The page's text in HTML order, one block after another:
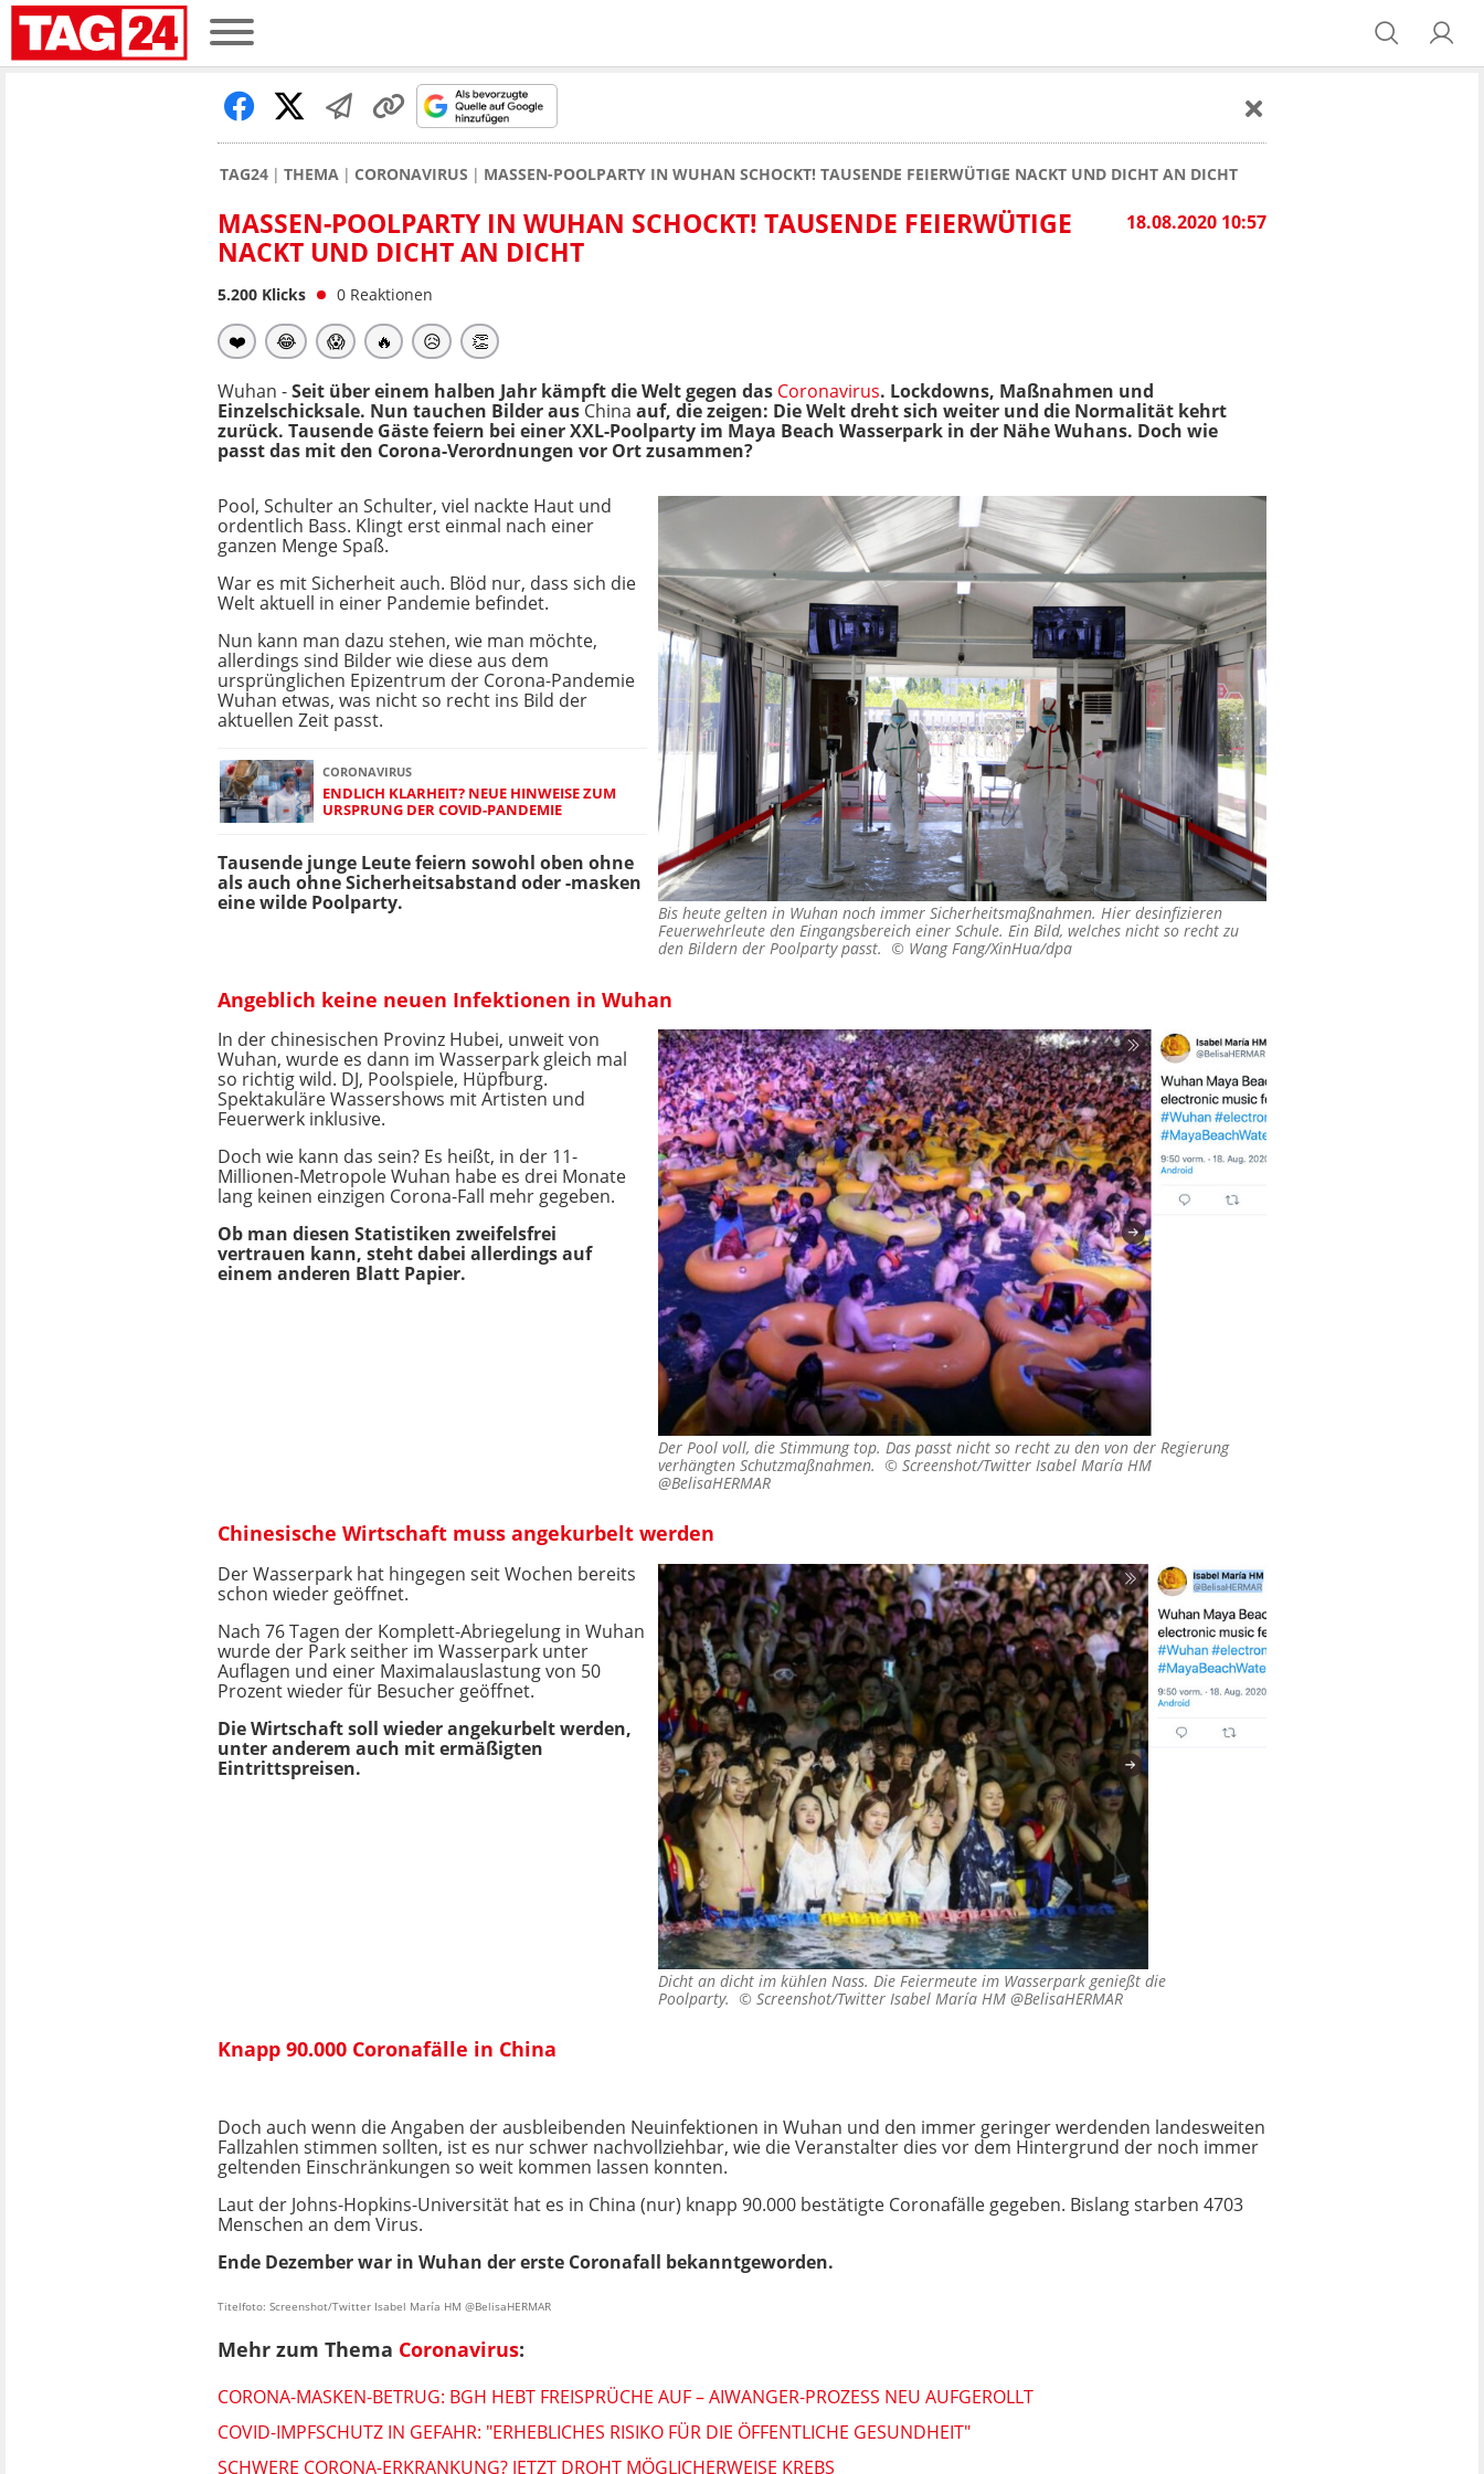
TAG24 THEMA CORONAVIRUS MASSEN-POOLPARTY IN WUHAN SCHOCKT! TAUSENDE FEIERWÜTIGE NACKT UND DICHT AN DICHT
18.08.2020 10:57
MASSEN-POOLPARTY IN WUHAN SCHOCKT! TAUSENDE FEIERWÜTIGE
NACKT UND DICHT AN DICHT
5.200 Klicks 0 Reaktionen
❤️ 😂 😱 🔥 😥 👏
Wuhan -Seit über einem halben Jahr kämpft die Welt gegen das Coronavirus. Lockdowns, Maßnahmen und
Einzelschicksale. Nun tauchen Bilder aus China auf, die zeigen: Die Welt dreht sich weiter und die Normalität kehrt
zurück. Tausende Gäste feiern bei einer XXL-Poolparty im Maya Beach Wasserpark in der Nähe Wuhans. Doch wie
passt das mit den Corona-Verordnungen vor Ort zusammen?
Bis heute gelten in Wuhan noch immer Sicherheitsmaßnahmen. Hier desinfizieren
Feuerwehrleute den Eingangsbereich einer Schule. Ein Bild, welches nicht so recht zu
den Bildern der Poolparty passt. © Wang Fang/XinHua/dpa
Pool, Schulter an Schulter, viel nackte Haut und
ordentlich Bass. Klingt erst einmal nach einer
ganzen Menge Spaß.
War es mit Sicherheit auch. Blöd nur, dass sich die
Welt aktuell in einer Pandemie befindet.
Nun kann man dazu stehen, wie man möchte,
allerdings sind Bilder wie diese aus dem
ursprünglichen Epizentrum der Corona-Pandemie
Wuhan etwas, was nicht so recht ins Bild der
aktuellen Zeit passt.
CORONAVIRUS
ENDLICH KLARHEIT? NEUE HINWEISE ZUM
URSPRUNG DER COVID-PANDEMIE
Tausende junge Leute feiern sowohl oben ohne
als auch ohne Sicherheitsabstand oder -masken
eine wilde Poolparty.
Angeblich keine neuen Infektionen in Wuhan
Der Pool voll, die Stimmung top. Das passt nicht so recht zu den von der Regierung
verhängten Schutzmaßnahmen. © Screenshot/Twitter Isabel María HM
@BelisaHERMAR
In der chinesischen Provinz Hubei, unweit von
Wuhan, wurde es dann im Wasserpark gleich mal
so richtig wild. DJ, Poolspiele, Hüpfburg.
Spektakuläre Wassershows mit Artisten und
Feuerwerk inklusive.
Doch wie kann das sein? Es heißt, in der 11-
Millionen-Metropole Wuhan habe es drei Monate
lang keinen einzigen Corona-Fall mehr gegeben.
Ob man diesen Statistiken zweifelsfrei
vertrauen kann, steht dabei allerdings auf
einem anderen Blatt Papier.
Chinesische Wirtschaft muss angekurbelt werden
Dicht an dicht im kühlen Nass. Die Feiermeute im Wasserpark genießt die
Poolparty. © Screenshot/Twitter Isabel María HM @BelisaHERMAR
Der Wasserpark hat hingegen seit Wochen bereits
schon wieder geöffnet.
Nach 76 Tagen der Komplett-Abriegelung in Wuhan
wurde der Park seither im Wasserpark unter
Auflagen und einer Maximalauslastung von 50
Prozent wieder für Besucher geöffnet.
Die Wirtschaft soll wieder angekurbelt werden,
unter anderem auch mit ermäßigten
Eintrittspreisen.
Knapp 90.000 Coronafälle in China
Doch auch wenn die Angaben der ausbleibenden Neuinfektionen in Wuhan und den immer geringer werdenden landesweiten
Fallzahlen stimmen sollten, ist es nur schwer nachvollziehbar, wie die Veranstalter dies vor dem Hintergrund der noch immer
geltenden Einschränkungen so weit kommen lassen konnten.
Laut der Johns-Hopkins-Universität hat es in China (nur) knapp 90.000 bestätigte Coronafälle gegeben. Bislang starben 4703
Menschen an dem Virus.
Ende Dezember war in Wuhan der erste Coronafall bekanntgeworden.
Titelfoto: Screenshot/Twitter Isabel María HM @BelisaHERMAR
Mehr zum Thema Coronavirus:
CORONA-MASKEN-BETRUG: BGH HEBT FREISPRÜCHE AUF – AIWANGER-PROZESS NEU AUFGEROLLT
COVID-IMPFSCHUTZ IN GEFAHR: "ERHEBLICHES RISIKO FÜR DIE ÖFFENTLICHE GESUNDHEIT"
SCHWERE CORONA-ERKRANKUNG? JETZT DROHT MÖGLICHERWEISE KREBS